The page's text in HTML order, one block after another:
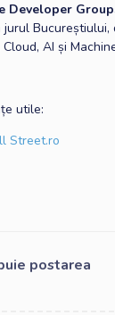
Developer
jurul
AI și
utile:
Street.ro
postarea